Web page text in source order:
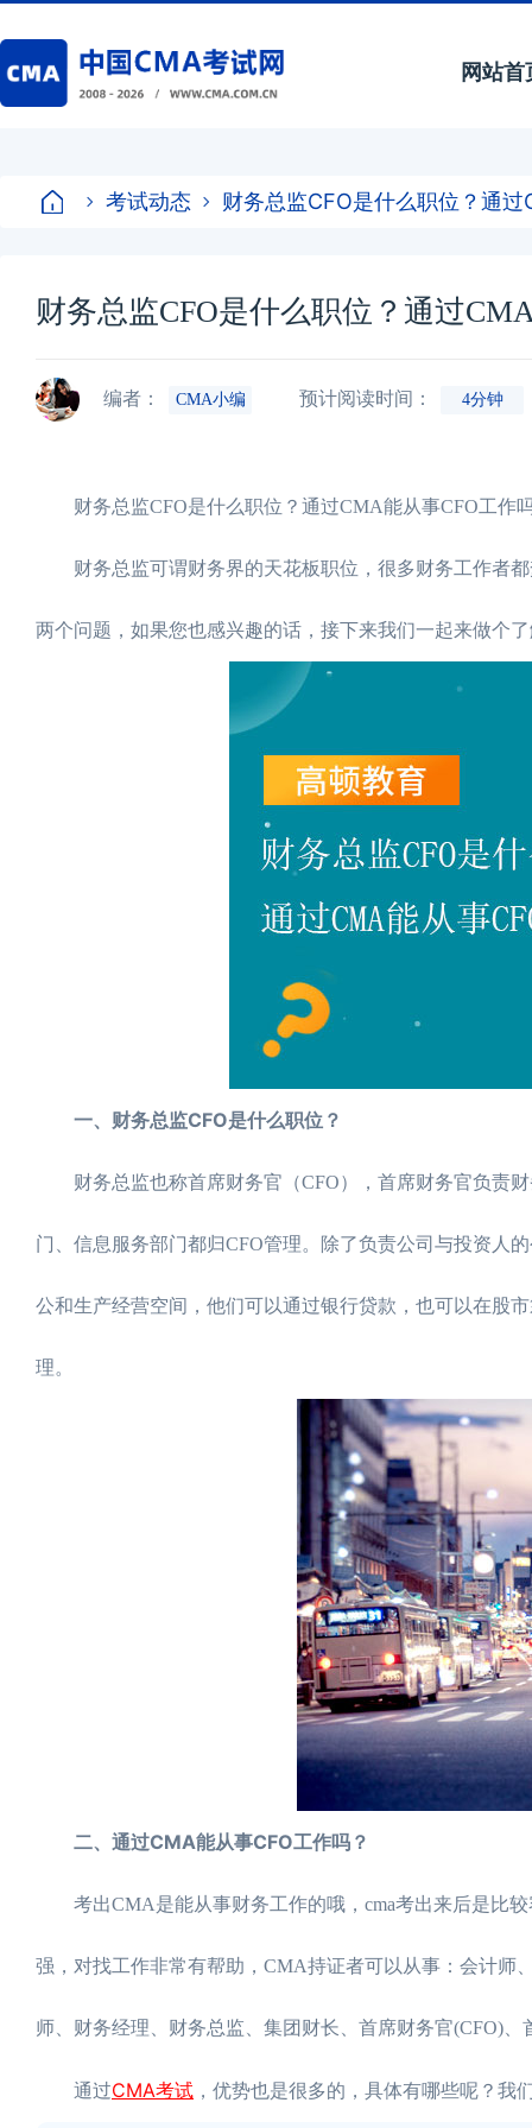
网站首
考试动态 财务总监CFO是什么职位？通
财务总监CFO是什么职位？通过
编者： CMA小编 预计阅读时间： 4分钟
财务总监CFO是什么职位？通过CMA能从事CFO工作
财务总监可谓财务界的天花板职位，很多财务工作者都
两个问题，如果您也感兴趣的话，接下来我们一起来做个
一、财务总监CFO是什么职位？
财务总监也称首席财务官（CFO），首席财务官负责财
门、信息服务部门都归CFO管理。除了负责公司与投资人
公和生产经营空间，他们可以通过银行贷款，也可以在股
理。
二、通过CMA能从事CFO工作吗？
考出CMA是能从事财务工作的哦，cma考出来后是比较
强，对找工作非常有帮助，CMA持证者可以从事：会计师
师、财务经理、财务总监、集团财长、首席财务官(CFO)、
通过CMA考试 ，优势也是很多的，具体有哪些呢？我